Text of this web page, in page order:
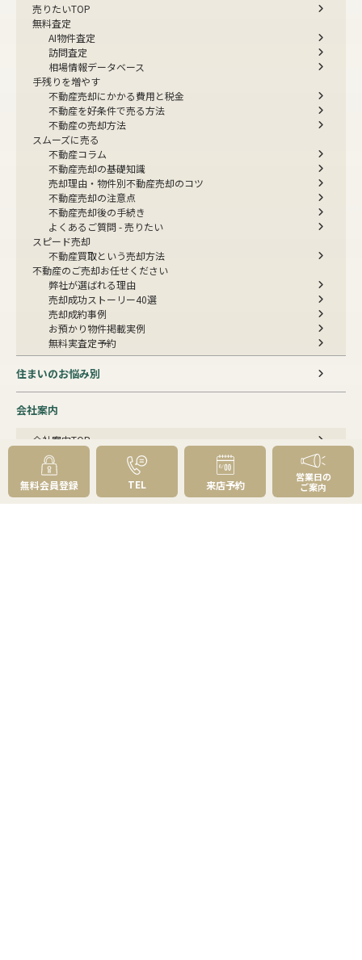
売りたいTOP
無料査定
AI物件査定
訪問査定
相場情報データベース
手残りを増やす
不動産売却にかかる費用と税金
不動産を好条件で売る方法
不動産の売却方法
スムーズに売る
不動産コラム
不動産売却の基礎知識
売却理由・物件別不動産売却のコツ
不動産売却の注意点
不動産売却後の手続き
よくあるご質問 - 売りたい
スピード売却
不動産買取という売却方法
不動産のご売却お任せください
弊社が選ばれる理由
売却成功ストーリー40選
売却成約事例
お預かり物件掲載実例
無料実査定予約
住まいのお悩み別
会社案内
会社案内TOP
私たちについて
アクセス
受賞歴
センチュリー21とは
無料会員登録 TEL 来店予約
営業日の
ご案内